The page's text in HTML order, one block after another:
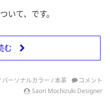
いて、です。
む
パーソナルカラー /本革
コメント
Saori Mochizuki Designer